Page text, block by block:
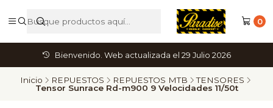
0
Bienvenido. Web actualizada el 29 Julio 2026
Inicio REPUESTOS REPUESTOS MTB
TENSORES
Tensor Sunrace Rd-m900 9 Velocidades 11/50t